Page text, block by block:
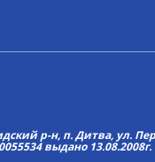
р-н, п. Дитва, ул.
выдано 13.08.2008г.